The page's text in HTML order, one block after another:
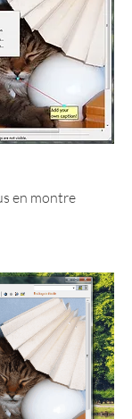
en montre